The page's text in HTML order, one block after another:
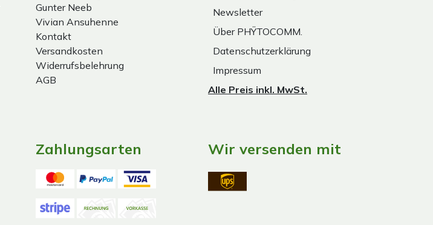
Gunter Neeb
Vivian Ansuhenne
Kontakt
Versandkosten
Widerrufsbelehrung
AGB
Newsletter
Über PHŸTOCOMM.
Datenschutzerklärung
Impressum
Alle Preis inkl. MwSt.
Zahlungsarten Wir versenden mit